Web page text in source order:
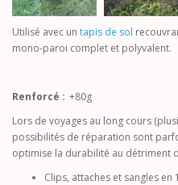
Utilisé avec un tapis de sol
mono-paroi complet et polyvalent.
Renforcé : +80g
Lors de voyages au long cours
possibilités de réparation sont
optimise la durabilité au détriment
Clips, attaches et sangles